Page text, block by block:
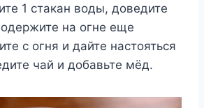
1 стакан воды, доведите
на огне еще
с огня и дайте настояться
чай и добавьте мёд.